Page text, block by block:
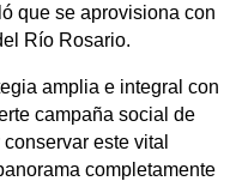
que se aprovisiona con
Río Rosario.
amplia e integral con
campaña social de
este vital
completamente